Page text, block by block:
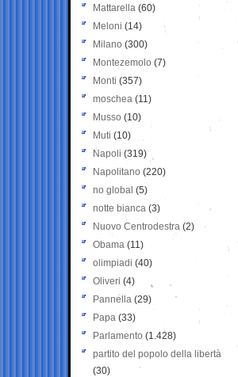
Mattarella (60)
Meloni (14)
Milano (300)
Montezemolo (7)
Monti (357)
moschea (11)
Musso (10)
Muti (10)
Napoli (319)
Napolitano (220)
no global (5)
notte bianca (3)
Nuovo Centrodestra (2)
Obama (11)
olimpiadi (40)
Oliveri (4)
Pannella (29)
Papa (33)
Parlamento (1.428)
partito del popolo della libertà
(30)